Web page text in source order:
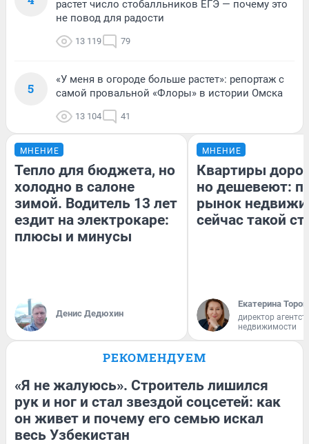
растет число стобалльников ЕГЭ — почему это
не повод для радости
13 119 79
5
«У меня в огороде больше растет»: репортаж с
самой провальной «Флоры» в истории Омска
13 104 41
МНЕНИЕ
Тепло для бюджета, но
холодно в салоне
зимой. Водитель 13 лет
ездит на электрокаре:
плюсы и минусы
Денис Дедюхин
МНЕНИЕ
Квартиры
но дешевеют:
рынок
сейчас такой
Екатерина
директор
недвижимости
РЕКОМЕНДУЕМ
«Я не жалуюсь». Строитель лишился
рук и ног и стал звездой соцсетей: как
он живет и почему его семью искал
весь Узбекистан